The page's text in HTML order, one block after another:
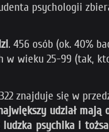
psychologii
. 456 osób (ok. 40%
w wieku 25-99 (tak,
znajduje się w
udział mają
psychika i